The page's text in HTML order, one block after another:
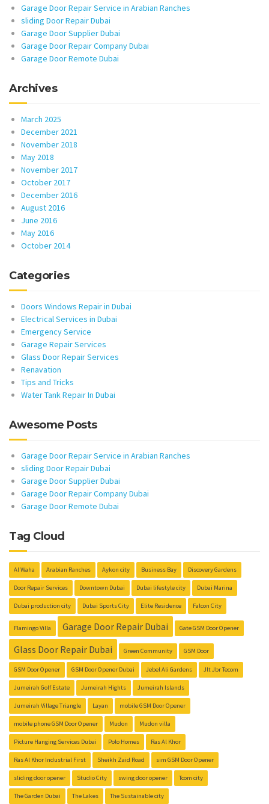
Garage Door Repair Service in Arabian Ranches
sliding Door Repair Dubai
Garage Door Supplier Dubai
Garage Door Repair Company Dubai
Garage Door Remote Dubai
Archives
March 2025
December 2021
November 2018
May 2018
November 2017
October 2017
December 2016
August 2016
June 2016
May 2016
October 2014
Categories
Doors Windows Repair in Dubai
Electrical Services in Dubai
Emergency Service
Garage Repair Services
Glass Door Repair Services
Renavation
Tips and Tricks
Water Tank Repair In Dubai
Awesome Posts
Garage Door Repair Service in Arabian Ranches
sliding Door Repair Dubai
Garage Door Supplier Dubai
Garage Door Repair Company Dubai
Garage Door Remote Dubai
Tag Cloud
Al Waha Arabian Ranches Aykon city Business Bay Discovery Gardens
Door Repair Services Downtown Dubai Dubai lifestyle city Dubai Marina
Dubai production city Dubai Sports City Elite Residence Falcon City
Flamingo Villa Garage Door Repair Dubai Gate GSM Door Opener
Glass Door Repair Dubai Green Community GSM Door
GSM Door Opener GSM Door Opener Dubai Jebel Ali Gardens Jlt Jbr Tecom
Jumeirah Golf Estate Jumeirah Hights Jumeirah Islands
Jumeirah Village Triangle Layan mobile GSM Door Opener
mobile phone GSM Door Opener Mudon Mudon villa
Picture Hanging Services Dubai Polo Homes Ras Al Khor
Ras Al Khor Industrial First Sheikh Zaid Road sim GSM Door Opener
sliding door opener Studio City swing door opener Tcom city
The Garden Dubai The Lakes The Sustainable city